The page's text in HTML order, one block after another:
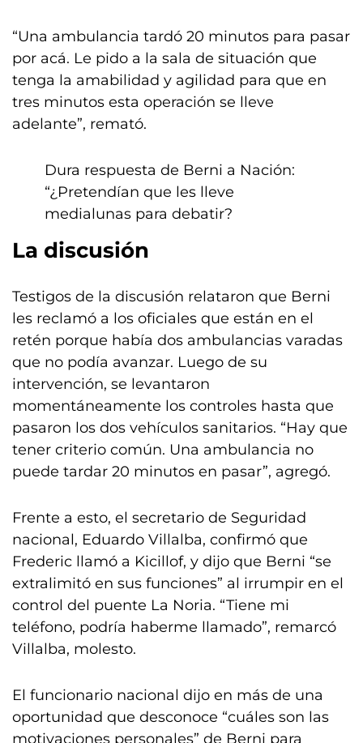
“Una ambulancia tardó 20 minutos para pasar
por acá. Le pido a la sala de situación que
tenga la amabilidad y agilidad para que en
tres minutos esta operación se lleve
adelante”, remató.
Dura respuesta de Berni a Nación:
“¿Pretendían que les lleve
medialunas para debatir?
La discusión
Testigos de la discusión relataron que Berni
les reclamó a los oficiales que están en el
retén porque había dos ambulancias varadas
que no podía avanzar. Luego de su
intervención, se levantaron
momentáneamente los controles hasta que
pasaron los dos vehículos sanitarios. “Hay que
tener criterio común. Una ambulancia no
puede tardar 20 minutos en pasar”, agregó.
Frente a esto, el secretario de Seguridad
nacional, Eduardo Villalba, confirmó que
Frederic llamó a Kicillof, y dijo que Berni “se
extralimitó en sus funciones” al irrumpir en el
control del puente La Noria. “Tiene mi
teléfono, podría haberme llamado”, remarcó
Villalba, molesto.
El funcionario nacional dijo en más de una
oportunidad que desconoce “cuáles son las
motivaciones personales” de Berni para